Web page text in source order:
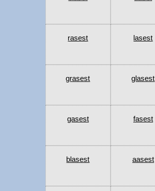
rasest lasest
grasest glasest
gasest fasest
blasest aasest